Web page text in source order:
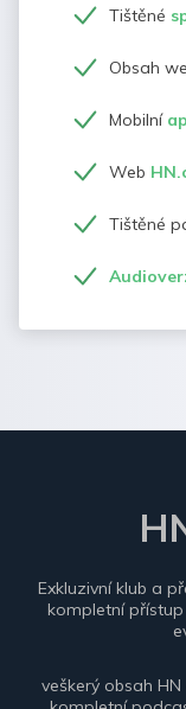
Tištěné
Obsah
Mobilní
Web
Tištěné
Exkluzivní klub a
kompletní přístup
veškerý obsah